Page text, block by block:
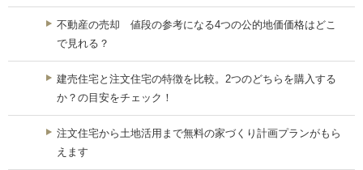
不動産の売却 値段の参考になる4つの公的地価価格はどこ
で見れる？
建売住宅と注文住宅の特徴を比較。2つのどちらを購入する
か？の目安をチェック！
注文住宅から土地活用まで無料の家づくり計画プランがもら
えます